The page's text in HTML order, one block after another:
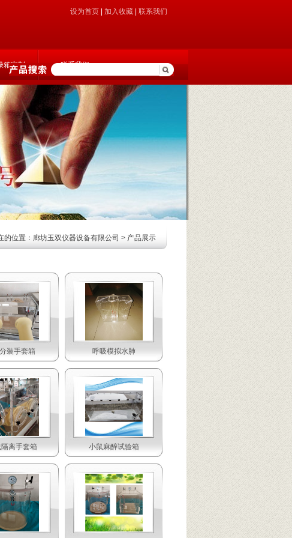
设为首页 加入收藏 联系我们
箱定制 联系我们
的位置： 廊坊玉双仪器设备有限公司 > 产品展示
装手套箱 呼吸模拟水肺
离手套箱 小鼠麻醉试验箱